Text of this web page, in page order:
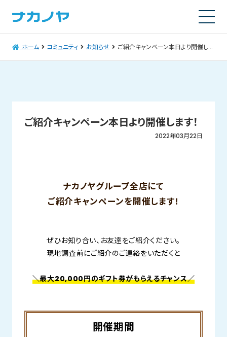
ホーム コミュニティ お知らせ ご紹介キャンペーン本日より開催します！
ご紹介キャンペーン本日より開催します！
2022年03月22日
ナカノヤグループ全店にて
ご紹介キャンペーンを開催します！
ぜひお知り合い、お友達をご紹介ください。
現地調査前にご紹介のご連絡をいただくと
＼最大20,000円のギフト券がもらえるチャンス／
開催期間